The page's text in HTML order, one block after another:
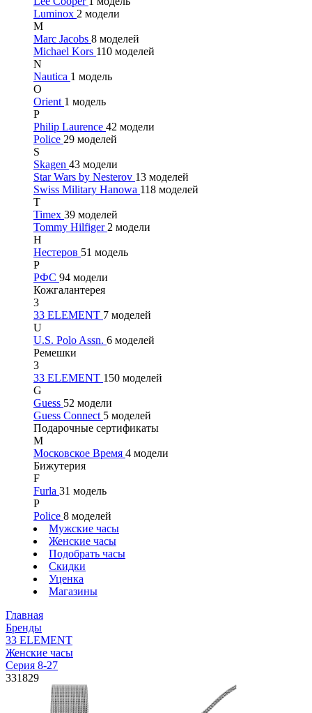
Luminox 2 модели
M
Marc Jacobs 8 моделей
Michael Kors 110 моделей
N
Nautica 1 модель
O
Orient 1 модель
P
Philip Laurence 42 модели
Police 29 моделей
S
Skagen 43 модели
Star Wars by Nesterov 13 моделей
Swiss Military Hanowa 118 моделей
T
Timex 39 моделей
Tommy Hilfiger 2 модели
Н
Нестеров 51 модель
Р
РФС 94 модели
Кожгалантерея
3
33 ELEMENT 7 моделей
U
U.S. Polo Assn. 6 моделей
Ремешки
3
33 ELEMENT 150 моделей
G
Guess 52 модели
Guess Connect 5 моделей
Подарочные сертификаты
М
Московское Время 4 модели
Бижутерия
F
Furla 31 модель
P
Police 8 моделей
Мужские часы
Женские часы
Подобрать часы
Скидки
Уценка
Магазины
Главная
Бренды
33 ELEMENT
Женские часы
Серия 8-27
331829